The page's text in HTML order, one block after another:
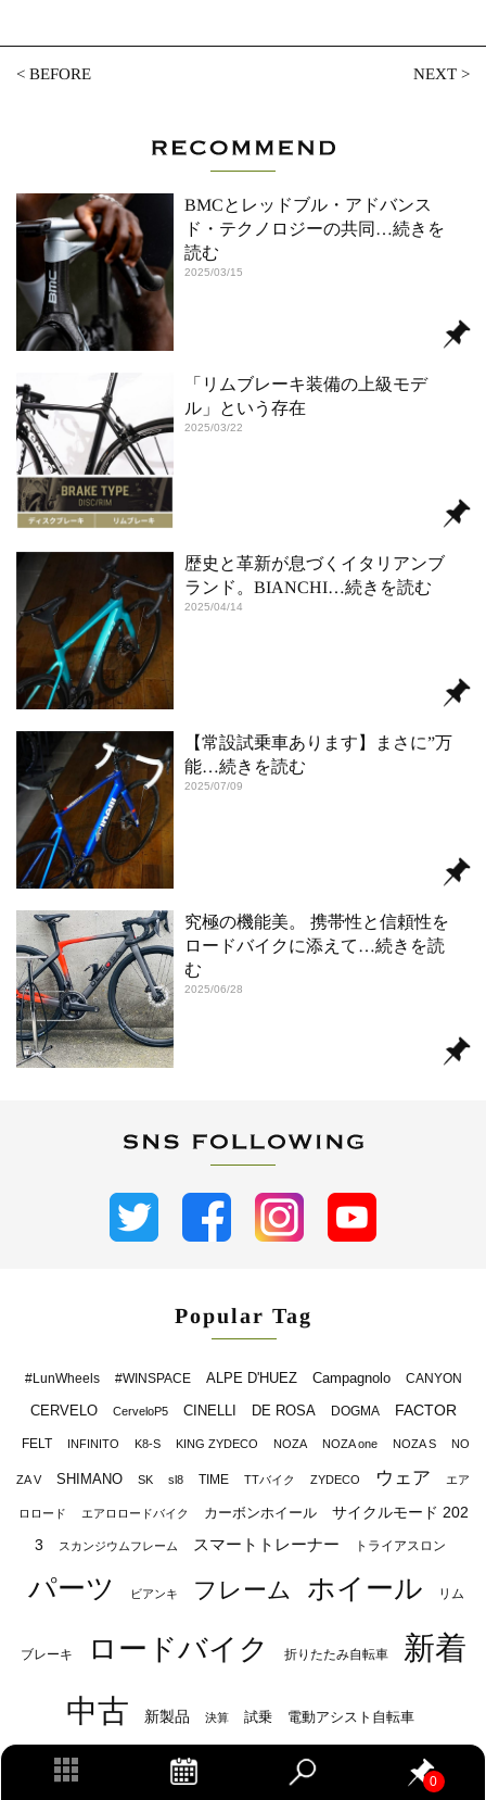
0
<BEFORE NEXT>
BMCとレッドブル・アドバンス
ド・テクノロジーの共同 …続きを
読む
2025/03/15
「リムブレーキ装備の上級モデ
ル」という存在
2025/03/22
歴史と革新が息づくイタリアンブ
ランド。BIANCHI…続きを読む
2025/04/14
【常設試乗車あります】まさに”万
能…続きを読む
2025/07/09
究極の機能美。 携帯性と信頼性を
ロードバイクに添えて …続きを読
む
2025/06/28
Popular Tag
#LunWheels #WINSPACE ALPE D'HUEZ Campagnolo CANYON
CERVELO CerveloP5 CINELLI DE ROSA DOGMA FACTOR
FELT INFINITO K8-S KING ZYDECO NOZA NOZA one NOZA S NO
ZA V SHIMANO SK sl8 TIME TTバイク ZYDECO ウェア エア
ロロード エアロロードバイク カーボンホイール
サイクルモード 202
3
スカンジウムフレーム スマートトレーナー トライアスロン
パーツ ビアンキ フレーム ホイール リム
ブレーキ ロードバイク 折りたたみ自転車
新着
中古
新製品 決算 試乗 電動アシスト自転車